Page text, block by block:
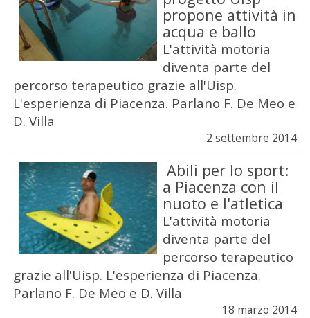
propone attività in
acqua e ballo
L'attività motoria
diventa parte del
percorso terapeutico grazie all'Uisp.
L'esperienza di Piacenza. Parlano F. De Meo e
D. Villa
2 settembre 2014
Abili per lo sport:
a Piacenza con il
nuoto e l'atletica
L'attività motoria
diventa parte del
percorso terapeutico
grazie all'Uisp. L'esperienza di Piacenza.
Parlano F. De Meo e D. Villa
18 marzo 2014